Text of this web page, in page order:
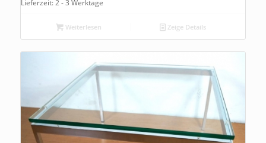
Lieferzeit: 2 - 3 Werktage
Weiterlesen Zeige Details